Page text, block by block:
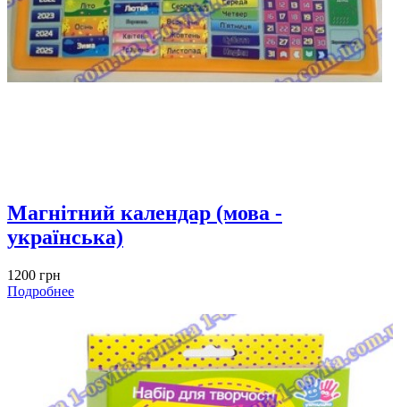
Магнітний календар (мова -
українська)
1200 грн
Подробнее